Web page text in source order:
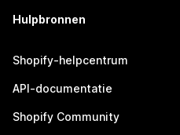
Hulpbronnen
Shopify-helpcentrum
API-documentatie
Shopify Community